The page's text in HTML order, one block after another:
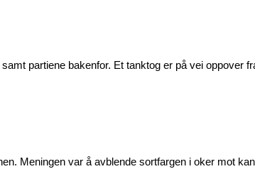
partiene bakenfor. Et tanktog er på vei oppover
Meningen var å avblende sortfargen i oker mot